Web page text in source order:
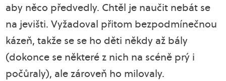
aby něco předvedly. Chtěl je naučit nebát se
na jevišti. Vyžadoval přitom bezpodmínečnou
kázeň, takže se se ho děti někdy až bály
(dokonce se některé z nich na scéně prý i
počůraly), ale zároveň ho milovaly.